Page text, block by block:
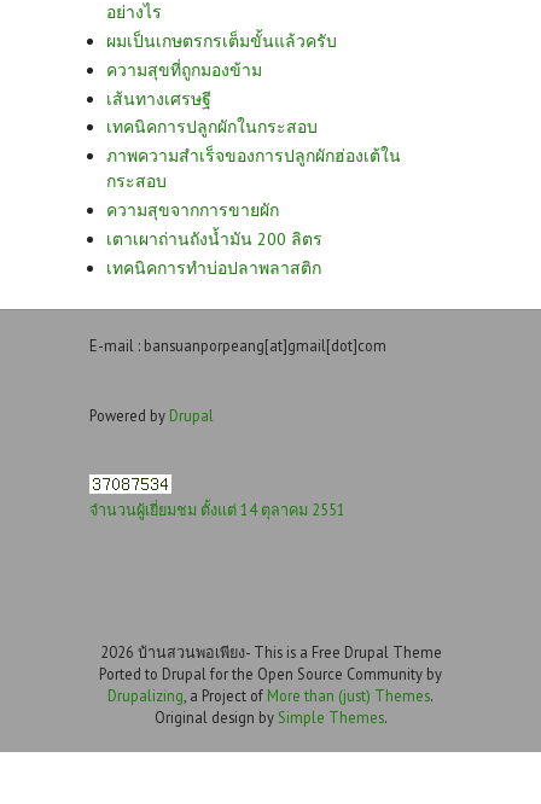
อย่างไร
ผมเป็นเกษตรกรเต็มขั้นแล้วครับ
ความสุขที่ถูกมองข้าม
เส้นทางเศรษฐี
เทคนิคการปลูกผักในกระสอบ
ภาพความสำเร็จของการปลูกผักฮ่องเต้ใน
กระสอบ
ความสุขจากการขายผัก
เตาเผาถ่านถังน้ำมัน 200 ลิตร
เทคนิคการทำบ่อปลาพลาสติก
E-mail : bansuanporpeang[at]gmail[dot]com
Powered by Drupal
จำนวนผู้เยี่ยมชม ตั้งแต่ 14 ตุลาคม 2551
2026 บ้านสวนพอเพียง- This is a Free Drupal Theme
Ported to Drupal for the Open Source Community by
Drupalizing , a Project of More than (just) Themes.
Original design by Simple Themes.